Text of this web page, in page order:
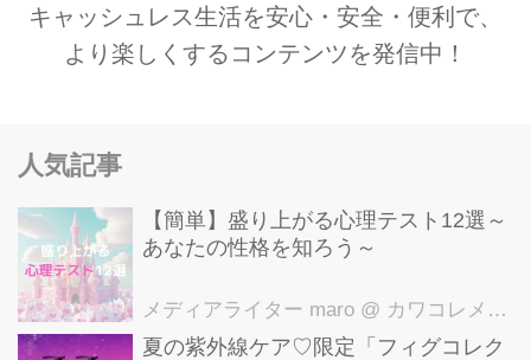
キャッシュレス生活を安心・安全・便利で、
より楽しくするコンテンツを発信中！
人気記事
【簡単】盛り上がる心理テスト12選～
あなたの性格を知ろう～
メディアライター maro @ カワコレメディア編集部
夏の紫外線ケア♡限定「フィグコレク